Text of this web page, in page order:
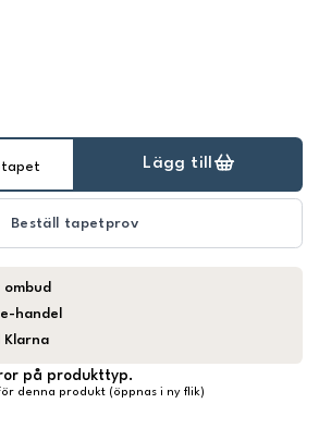
Lägg till
Beställ tapetprov
handel
Klarna
på produkttyp.
denna produkt (öppnas i ny flik)